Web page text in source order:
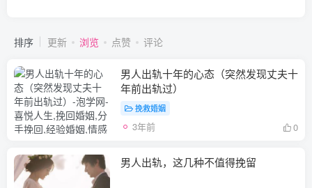
排序 更新 浏览 点赞 评论
男人出轨十年的心态（突然发现丈夫十
年前出轨过）
挽救婚姻
3年前 0
男人出轨，这几种不值得挽留